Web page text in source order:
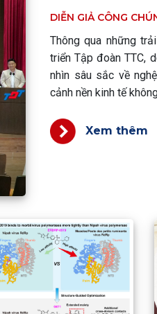
DIỄN GIẢ CÔNG
Thông qua những
triển Tập đoàn TTC,
nhìn sâu sắc về
cảnh nền kinh tế
Xem thêm